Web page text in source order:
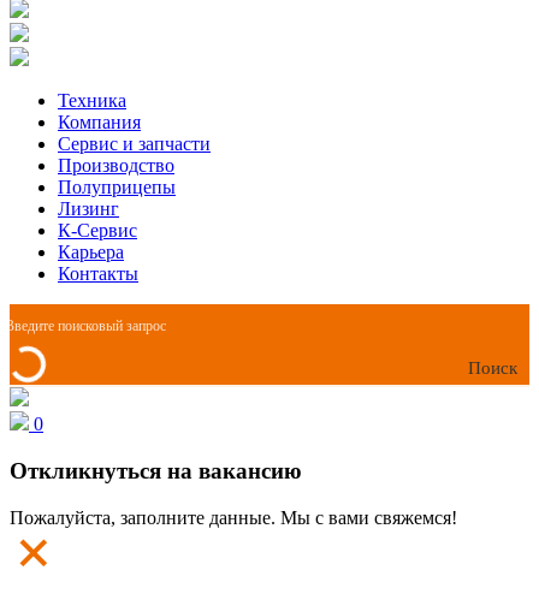
Техника
Компания
Сервис и запчасти
Производство
Полуприцепы
Лизинг
К-Сервис
Карьера
Контакты
Поиск
0
Откликнуться на вакансию
Пожалуйста, заполните данные. Мы с вами свяжемся!